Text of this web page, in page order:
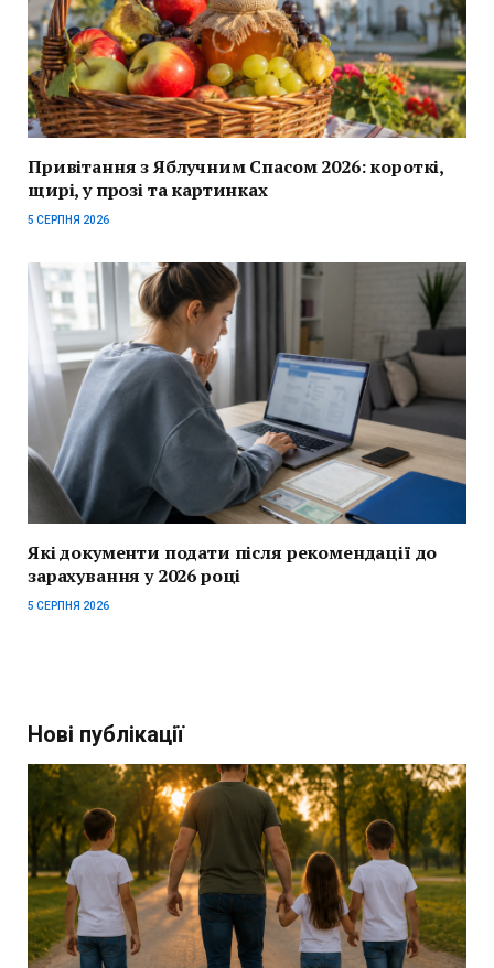
Привітання з Яблучним Спасом 2026: короткі,
щирі, у прозі та картинках
5 СЕРПНЯ 2026
Які документи подати після рекомендації до
зарахування у 2026 році
5 СЕРПНЯ 2026
Нові публікації